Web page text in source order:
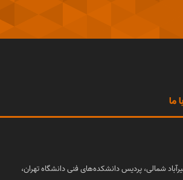
به جای استفاده
ما
شمالی، پردیس دانشکده‌های فنی دانشگاه تهران،